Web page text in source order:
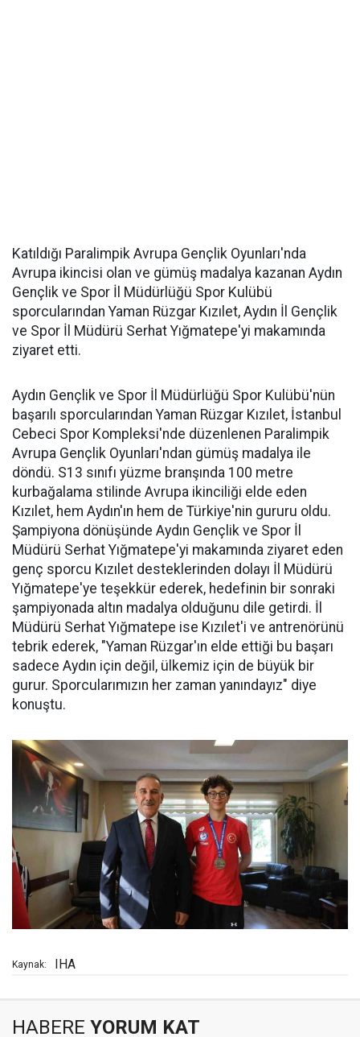
Katıldığı Paralimpik Avrupa Gençlik Oyunları'nda
Avrupa ikincisi olan ve gümüş madalya kazanan Aydın
Gençlik ve Spor İl Müdürlüğü Spor Kulübü
sporcularından Yaman Rüzgar Kızılet, Aydın İl Gençlik
ve Spor İl Müdürü Serhat Yığmatepe'yi makamında
ziyaret etti.
Aydın Gençlik ve Spor İl Müdürlüğü Spor Kulübü'nün
başarılı sporcularından Yaman Rüzgar Kızılet, İstanbul
Cebeci Spor Kompleksi'nde düzenlenen Paralimpik
Avrupa Gençlik Oyunları'ndan gümüş madalya ile
döndü. S13 sınıfı yüzme branşında 100 metre
kurbağalama stilinde Avrupa ikinciliği elde eden
Kızılet, hem Aydın'ın hem de Türkiye'nin gururu oldu.
Şampiyona dönüşünde Aydın Gençlik ve Spor İl
Müdürü Serhat Yığmatepe'yi makamında ziyaret eden
genç sporcu Kızılet desteklerinden dolayı İl Müdürü
Yığmatepe'ye teşekkür ederek, hedefinin bir sonraki
şampiyonada altın madalya olduğunu dile getirdi. İl
Müdürü Serhat Yığmatepe ise Kızılet'i ve antrenörünü
tebrik ederek, "Yaman Rüzgar'ın elde ettiği bu başarı
sadece Aydın için değil, ülkemiz için de büyük bir
gurur. Sporcularımızın her zaman yanındayız" diye
konuştu.
Kaynak: IHA
HABERE YORUM KAT